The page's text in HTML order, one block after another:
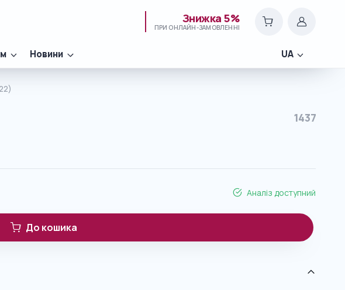
Знижка 5%
ПРИ ОНЛАЙН-ЗАМОВЛЕННІ
Новини UA
1437
Аналіз доступний
До кошика